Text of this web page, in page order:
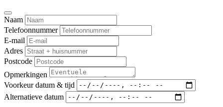
Naam
Telefoonnummer
E-mail
Adres
Postcode
Opmerkingen
Voorkeur datum & tijd
Alternatieve datum